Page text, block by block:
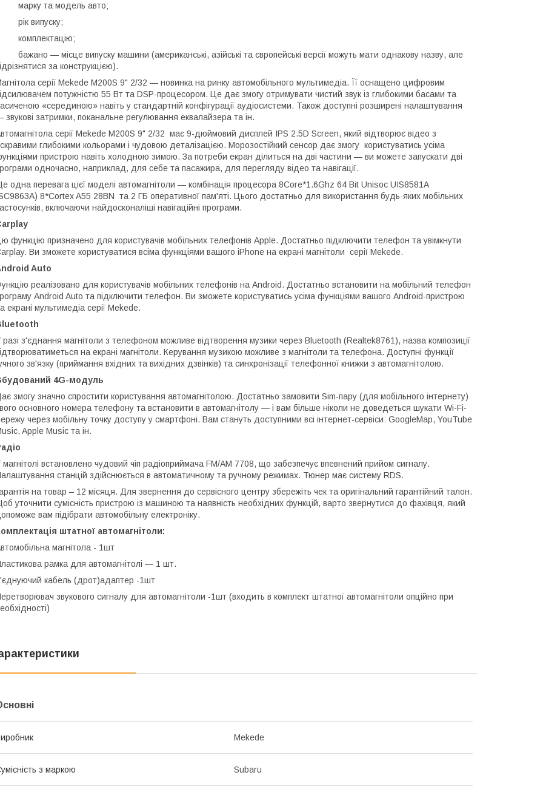
марку та модель авто;
рік випуску;
комплектацію;
бажано — місце випуску машини (американські, азійські та європейські версії можуть мати однакову назву, але
за конструкцією).
серії Mekede M200S 9" 2/32 — новинка на ринку автомобільного мультимедіа. Її оснащено цифровим
потужністю 55 Вт та DSP-процесором. Це дає змогу отримувати чистий звук із глибокими басами та
«серединою» навіть у стандартній конфігурації аудіосистеми. Також доступні розширені налаштування
звукові затримки, поканальне регулювання еквалайзера та ін.
серії Mekede M200S 9" 2/32 має 9-дюймовий дисплей IPS 2.5D Screen, який відтворює відео з
глибокими кольорами і чудовою деталізацією. Морозостійкий сенсор дає змогу користуватись усіма
пристрою навіть холодною зимою. За потреби екран ділиться на дві частини — ви можете запускати дві
одночасно, наприклад, для себе та пасажира, для перегляду відео та навігації.
одна перевага цієї моделі автомагнітоли — комбінація процесора 8Core*1.6Ghz 64 Bit Unisoc UIS8581A
8*Cortex A55 28BN та 2 ГБ оперативної пам'яті. Цього достатньо для використання будь-яких мобільних
включаючи найдосконаліші навігаційні програми.
функцію призначено для користувачів мобільних телефонів Apple. Достатньо підключити телефон та увімкнути
Ви зможете користуватися всіма функціями вашого iPhone на екрані магнітоли серії Mekede.
Auto
реалізовано для користувачів мобільних телефонів на Android. Достатньо встановити на мобільний телефон
Android Auto та підключити телефон. Ви зможете користуватись усіма функціями вашого Android-пристрою
екрані мультимедіа серії Mekede.
разі з'єднання магнітоли з телефоном можливе відтворення музики через Bluetooth (Realtek8761), назва композиції
на екрані магнітоли. Керування музикою можливе з магнітоли та телефона. Доступні функції
зв'язку (приймання вхідних та вихідних дзвінків) та синхронізації телефонної книжки з автомагнітолою.
4G-модуль
змогу значно спростити користування автомагнітолою. Достатньо замовити Sim-пару (для мобільного інтернету)
основного номера телефону та встановити в автомагнітолу — і вам більше ніколи не доведеться шукати Wi-Fi-
через мобільну точку доступу у смартфоні. Вам стануть доступними всі інтернет-сервіси: GoogleMap, YouTube
Apple Music та ін.
магнітолі встановлено чудовий чіп радіоприймача FM/AM 7708, що забезпечує впевнений прийом сигналу.
станцій здійснюється в автоматичному та ручному режимах. Тюнер має систему RDS.
на товар – 12 місяця. Для звернення до сервісного центру збережіть чек та оригінальний гарантійний талон.
уточнити сумісність пристрою із машиною та наявність необхідних функцій, варто звернутися до фахівця, який
вам підібрати автомобільну електроніку.
штатної автомагнітоли:
магнітола - 1шт
рамка для автомагнітолі — 1 шт.
кабель (дрот)адаптер -1шт
звукового сигналу для автомагнітоли -1шт (входить в комплект штатної автомагнітоли опційно при
Mekede
з маркою Subaru